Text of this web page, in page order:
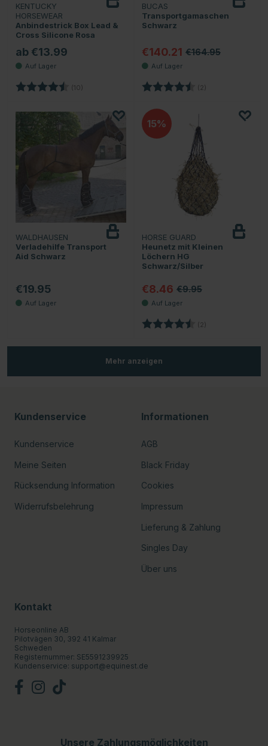
KENTUCKY
HORSEWEAR
Anbindestrick Box Lead &
Cross Silicone Rosa
ab €13.99
Bewertung: (10) 4.9 von 5 Sternen
BUCAS
Transportgamaschen
Schwarz
€140.21 €164.95
Bewertung: (2)
WALDHAUSEN
Verladehilfe Transport
Aid Schwarz
€19.95
15
HORSE GUARD
Heunetz mit Kleinen
Löchern HG
Schwarz/Silber
€8.46 €9.95
Bewertung: (2)
Mehr anzeigen
Kundenservice
Kundenservice
Meine Seiten
Rücksendung Information
Widerrufsbelehrung
Informationen
AGB
Black Friday
Cookies
Impressum
Lieferung & Zahlung
Singles Day
Über uns
Kontakt
Horseonline AB
Pilotvägen 30, 392 41 Kalmar
Schweden
Registernummer: SE5591239925
Kundenservice: support@equinest.de
Unsere Zahlungsmöglichkeiten